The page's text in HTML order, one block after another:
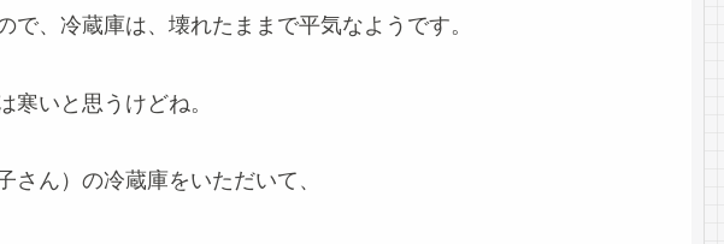
で、冷蔵庫は、壊れたままで平気なようです。
寒いと思うけどね。
さん）の冷蔵庫をいただいて、